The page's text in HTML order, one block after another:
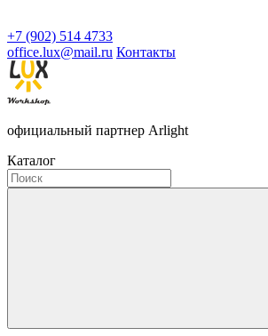
+7 (902) 514 4733
office.lux@mail.ru Контакты
официальный партнер Arlight
Каталог